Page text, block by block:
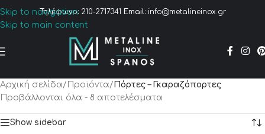
Skip to navigation
Skip to main content
Τηλέφωνο: 210-2717341 Email:info@metalineinox.gr
Αρχική σελίδα/ Προϊόντα/ Πόρτες – Γκαραζόπορτες
Προβάλλονται όλα - 8 αποτελέσματα
Show sidebar